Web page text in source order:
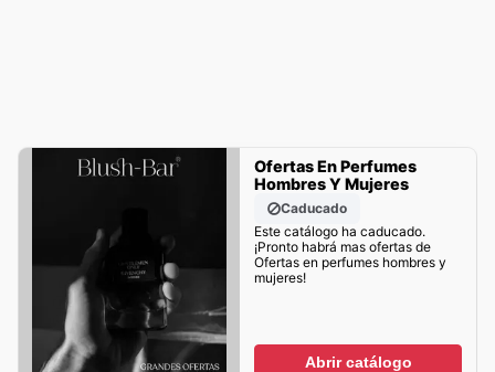
Ofertas En Perfumes
Hombres Y Mujeres
Caducado
Este catálogo ha caducado.
¡Pronto habrá mas ofertas de
Ofertas en perfumes hombres y
mujeres!
Abrir catálogo